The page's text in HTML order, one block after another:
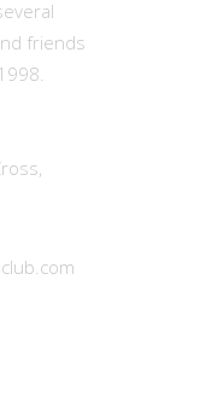
friends